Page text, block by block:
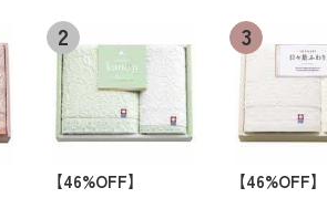
【46%OFF】
【46%OFF】